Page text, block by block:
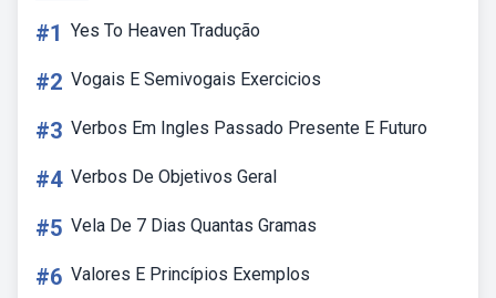
#1 Yes To Heaven Tradução
#2 Vogais E Semivogais Exercicios
#3 Verbos Em Ingles Passado Presente E Futuro
#4 Verbos De Objetivos Geral
#5 Vela De 7 Dias Quantas Gramas
#6 Valores E Princípios Exemplos